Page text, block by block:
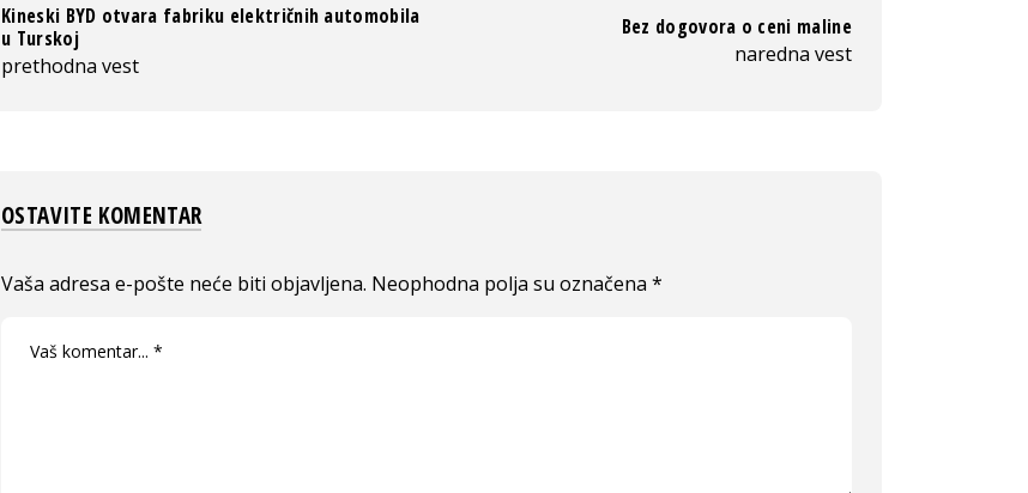
Kineski BYD otvara fabriku električnih automobila
u Turskoj
prethodna vest
Bez dogovora o ceni maline
naredna vest
OSTAVITE KOMENTAR
Vaša adresa e-pošte neće biti objavljena. Neophodna polja su označena *